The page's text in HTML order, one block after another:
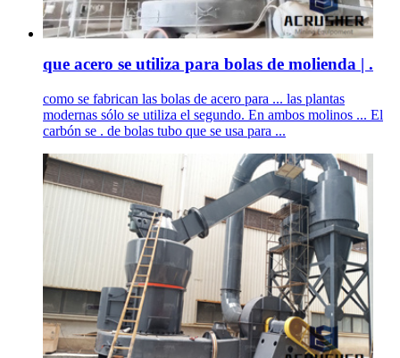
que acero se utiliza para bolas de molienda | .
como se fabrican las bolas de acero para ... las plantas
modernas sólo se utiliza el segundo. En ambos molinos ... El
carbón se . de bolas tubo que se usa para ...